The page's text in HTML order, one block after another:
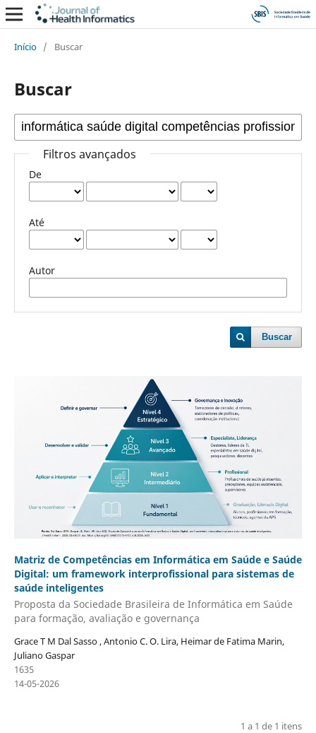
Início / Buscar
Buscar
Filtros avançados
De
Até
Autor
Buscar
Matriz de Competências em Informática em Saúde e Saúde
Digital: um framework interprofissional para sistemas de
saúde inteligentes
Proposta da Sociedade Brasileira de Informática em Saúde
para formação, avaliação e governança
Grace T M Dal Sasso , Antonio C. O. Lira, Heimar de Fatima Marin,
Juliano Gaspar
1635
14-05-2026
1 a 1 de 1 itens